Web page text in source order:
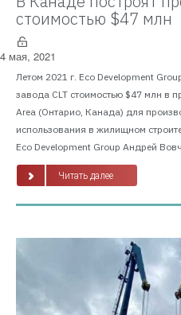
стоимостью $47 млн
4 мая, 2021
Летом 2021 г. Eco Development
завода CLT стоимостью $47 млн в
Area (Онтарио, Канада) для
использования в жилищном
Eco Development Group Андрей
Читать далее